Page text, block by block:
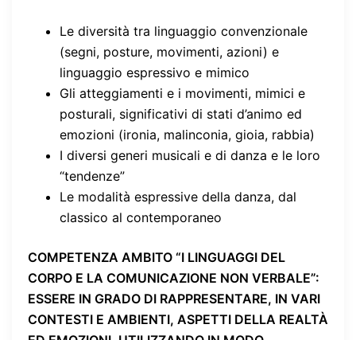
Le diversità tra linguaggio convenzionale
(segni, posture, movimenti, azioni) e
linguaggio espressivo e mimico
Gli atteggiamenti e i movimenti, mimici e
posturali, significativi di stati d’animo ed
emozioni (ironia, malinconia, gioia, rabbia)
I diversi generi musicali e di danza e le loro
“tendenze”
Le modalità espressive della danza, dal
classico al contemporaneo
COMPETENZA AMBITO “I LINGUAGGI DEL
CORPO E LA COMUNICAZIONE NON VERBALE”:
ESSERE IN GRADO DI RAPPRESENTARE, IN VARI
CONTESTI E AMBIENTI, ASPETTI DELLA REALTÀ